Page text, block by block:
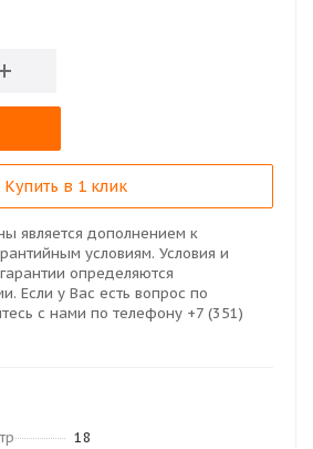
Купить в 1 клик
является дополнением к
условиям. Условия и
определяются
Если у Вас есть вопрос по
с нами по телефону +7 (351)
18